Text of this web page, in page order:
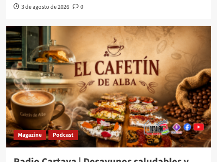
3 de agosto de 2026 0
Magazine Podcast